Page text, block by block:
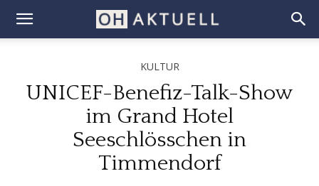
KULTUR
UNICEF-Benefiz-Talk-Show
im Grand Hotel
Seeschlösschen in
Timmendorf